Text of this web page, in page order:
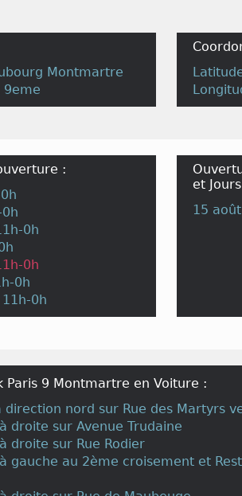
Montmartre
9eme
:
0h
0h
0h
0h
et
15 août
Paris 9 Montmartre en Voiture :
direction nord sur Rue des Martyrs
droite sur Avenue Trudaine
droite sur Rue Rodier
gauche au 2ème croisement et